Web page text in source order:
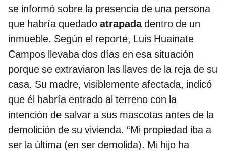
se informó sobre la presencia de una persona
que habría quedado atrapadadentro de un
inmueble. Según el reporte, Luis Huainate
Campos llevaba dos días en esa situación
porque se extraviaron las llaves de la reja de su
casa. Su madre, visiblemente afectada, indicó
que él habría entrado al terreno con la
intención de salvar a sus mascotas antes de la
demolición de su vivienda. “Mi propiedad iba a
ser la última (en ser demolida). Mi hijo ha